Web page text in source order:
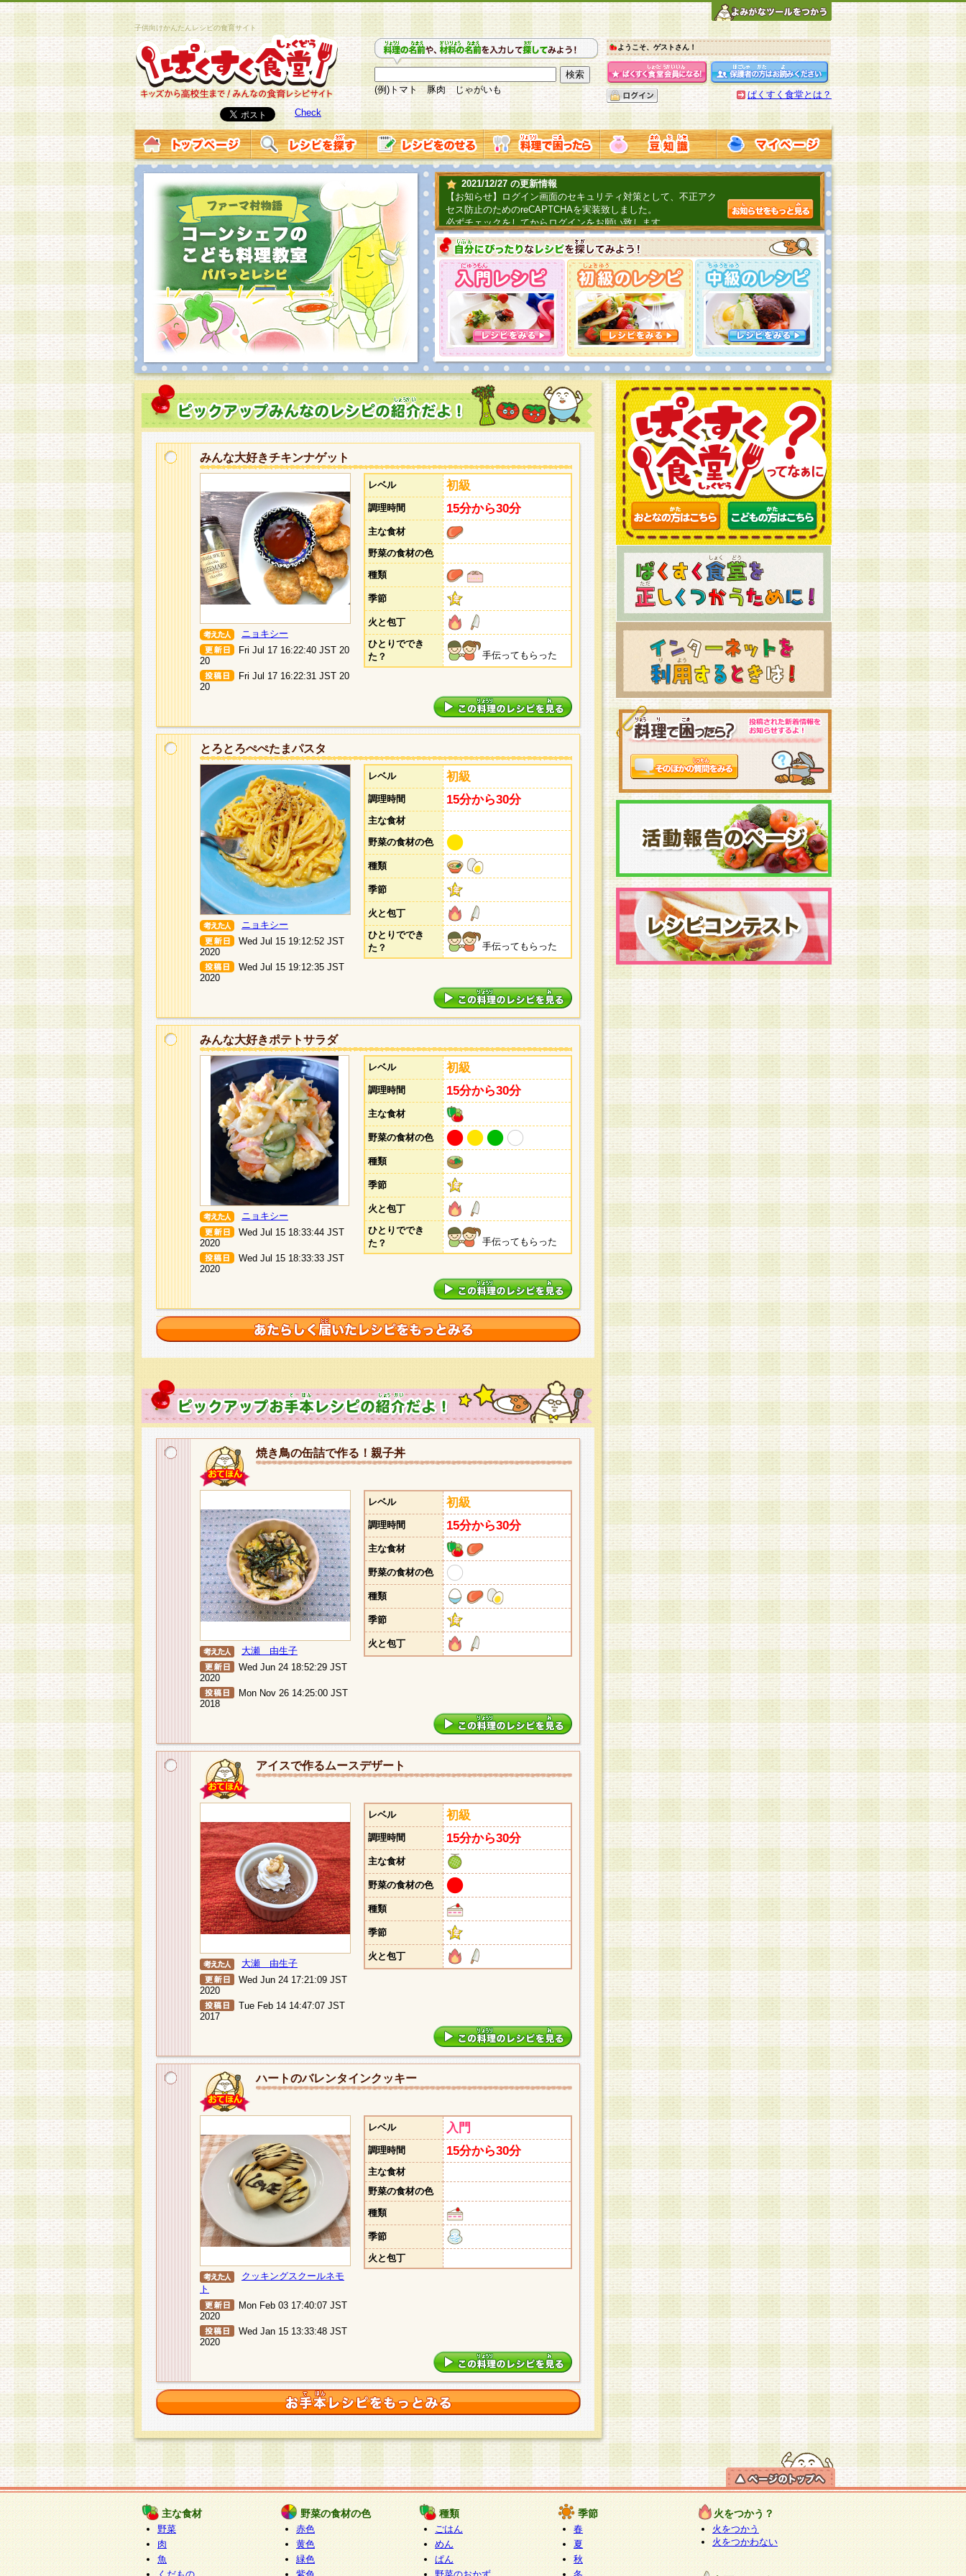
子供向けかんたんレシピの食育サイト
(例)トマト 豚肉 じゃがいも
ようこそ、ゲストさん！
ぱくすく食堂とは？
Check
2021/12/27 の更新情報
【お知らせ】ログイン画面のセキュリティ対策として、不正アク
セス防止のためのreCAPTCHAを実装致しました。
必ずチェックをしてからログインをお願い致します。
2019/06/04 の更新情報
ファーマ村からコーンシェフが簡単レシピを紹介するよ！こちら
2018/07/01 の更新情報
チャレンジ企画第三弾！お母さん、お父さんへ日頃の感謝をこめ
てごはんを作ろう！は終了致しました。たくさんの投稿、ありが
とうございました。次回企画もお楽しみに！
みんな大好きチキンナゲット
ニョキシー
Fri Jul 17 16:22:40 JST 20
20
Fri Jul 17 16:22:31 JST 20
20
レベル 初級
調理時間 15分から30分
主な食材
野菜の食材の色
種類
季節
火と包丁
ひとりででき
た？
手伝ってもらった
とろとろぺぺたまパスタ
ニョキシー
Wed Jul 15 19:12:52 JST
2020
Wed Jul 15 19:12:35 JST
2020
レベル 初級
調理時間 15分から30分
主な食材
野菜の食材の色
種類
季節
火と包丁
ひとりででき
た？
手伝ってもらった
みんな大好きポテトサラダ
ニョキシー
Wed Jul 15 18:33:44 JST
2020
Wed Jul 15 18:33:33 JST
2020
レベル 初級
調理時間 15分から30分
主な食材
野菜の食材の色
種類
季節
火と包丁
ひとりででき
た？
手伝ってもらった
焼き鳥の缶詰で作る！親子丼
大瀬 由生子
Wed Jun 24 18:52:29 JST
2020
Mon Nov 26 14:25:00 JST
2018
レベル 初級
調理時間 15分から30分
主な食材
野菜の食材の色
種類
季節
火と包丁
アイスで作るムースデザート
大瀬 由生子
Wed Jun 24 17:21:09 JST
2020
Tue Feb 14 14:47:07 JST
2017
レベル 初級
調理時間 15分から30分
主な食材
野菜の食材の色
種類
季節
火と包丁
ハートのバレンタインクッキー
クッキングスクールネモ
ト
Mon Feb 03 17:40:07 JST
2020
Wed Jan 15 13:33:48 JST
2020
レベル 入門
調理時間 15分から30分
主な食材
野菜の食材の色
種類
季節
火と包丁
主な食材
野菜
肉
魚
野菜の食材の色
赤色
黄色
緑色
種類
ごはん
めん
ぱん
季節
春
夏
秋
火をつかう？
火をつかう
火をつかわない